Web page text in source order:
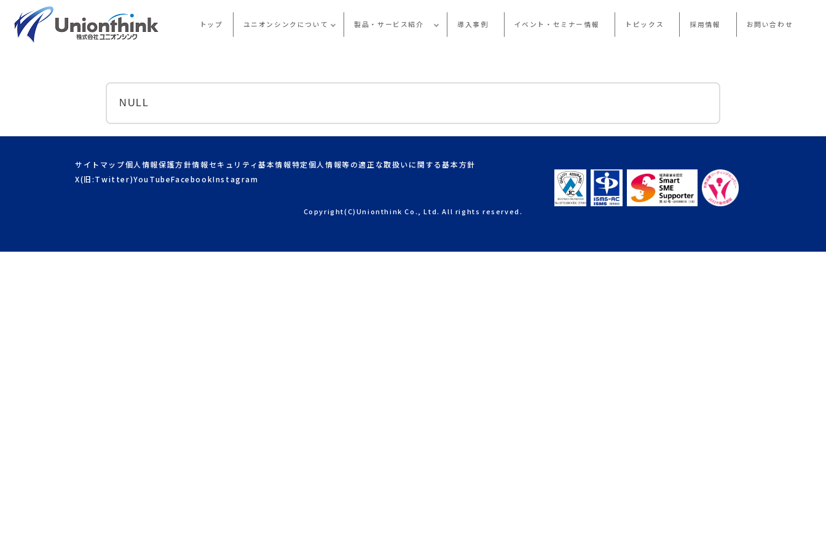
トップ ユニオンシンクについて 製品・サービス紹介 導入事例 イベント・セミナー情報 トピックス 採用情報 お問い合わせ
ARTICLES
NULL
サイトマップ個人情報保護方針情報セキュリティ基本情報特定個人情報等の適正な取扱いに関する基本方針
X(旧:Twitter)YouTubeFacebookInstagram
Copyright(C)Unionthink Co., Ltd. All rights reserved.